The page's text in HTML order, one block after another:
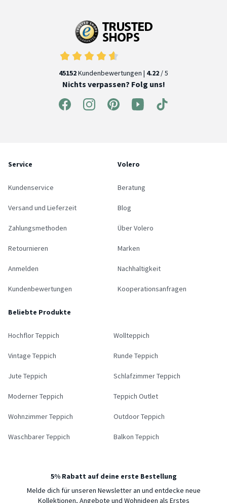
45152Kundenbewertungen | 4.22 / 5
Nichts verpassen? Folg uns!
Service
Kundenservice
Versand und Lieferzeit
Zahlungsmethoden
Retournieren
Anmelden
Kundenbewertungen
Volero
Beratung
Blog
Über Volero
Marken
Nachhaltigkeit
Kooperationsanfragen
Beliebte Produkte
Hochflor Teppich Wollteppich
Vintage Teppich Runde Teppich
Jute Teppich Schlafzimmer Teppich
Moderner Teppich Teppich Outlet
Wohnzimmer Teppich Outdoor Teppich
Waschbarer Teppich Balkon Teppich
5% Rabatt auf deine erste Bestellung
Melde dich für unseren Newsletter an und entdecke neue
Kollektionen, Angebote und Wohnideen als Erstes